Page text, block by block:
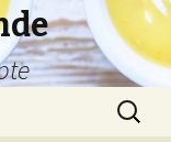
Suche
nach: